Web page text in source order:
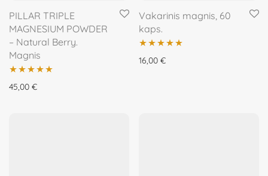
PILLAR TRIPLE
MAGNESIUM POWDER
– Natural Berry.
Magnis
Įvertinimas:
45,00 €
Vakarinis magnis, 60
kaps.
Įvertinimas:
16,00 €